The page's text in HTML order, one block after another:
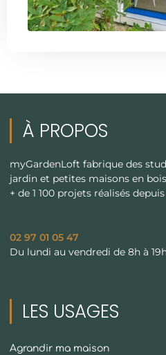
À PROPOS
myGardenLoft fabrique des
jardin et petites maisons en
+ de 1 100 projets réalisés depuis
02 97 01 05 47
Du lundi au vendredi de 8h à
LES USAGES
Agrandir ma maison